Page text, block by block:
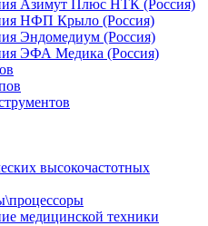
Азимут Плюс НТК (Россия)
НФП Крыло (Россия)
Эндомедиум (Россия)
ЭФА Медика (Россия)
высокочастотных
медицинской техники